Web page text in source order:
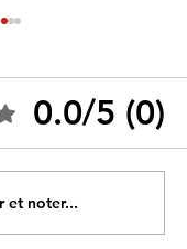
récits
0.0/5 (0)
et noter...